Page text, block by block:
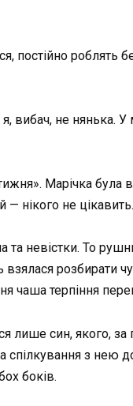
постійно роблять
вибач, не нянька. У
Марічка була
— нікого не цікавить.
невістки. То
взялася розбирати
чаша терпіння
лише син, якого, за
з нею
боків.